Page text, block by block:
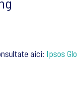
aici: Ipsos